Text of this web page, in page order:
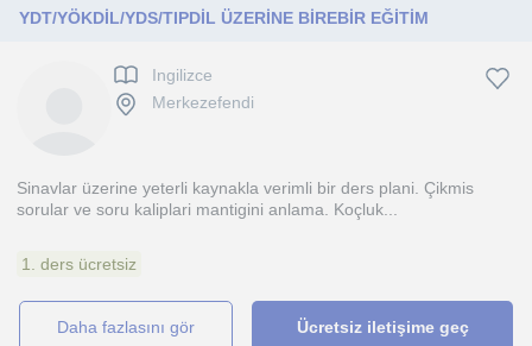
YDT/YÖKDİL/YDS/TIPDİL ÜZERİNE BİREBİR EĞİTİM
Ingilizce
Merkezefendi
Sinavlar üzerine yeterli kaynakla verimli bir ders plani. Çikmis
sorular ve soru kaliplari mantigini anlama. Koçluk...
1. ders ücretsiz
daha fazlasını gör Ücretsiz iletişime geç